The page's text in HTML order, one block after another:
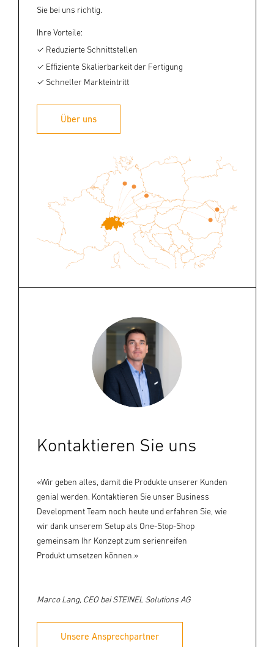
Sie bei uns richtig.
Ihre Vorteile:
✓ Reduzierte Schnittstellen
✓ Effiziente Skalierbarkeit der Fertigung
✓ Schneller Markteintritt
Über uns
Kontaktieren Sie uns
«Wir geben alles, damit die Produkte unserer Kunden
genial werden. Kontaktieren Sie unser Business
Development Team noch heute und erfahren Sie, wie
wir dank unserem Setup als One-Stop-Shop
gemeinsam Ihr Konzept zum serienreifen
Produkt umsetzen können.»
Marco Lang, CEO bei STEINEL Solutions AG
Unsere Ansprechpartner